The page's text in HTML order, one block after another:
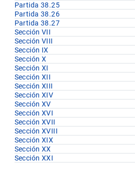
Partida 38.25
Partida 38.26
Partida 38.27
Sección VII
Sección VIII
Sección IX
Sección X
Sección XI
Sección XII
Sección XIII
Sección XIV
Sección XV
Sección XVI
Sección XVII
Sección XVIII
Sección XIX
Sección XX
Sección XXI